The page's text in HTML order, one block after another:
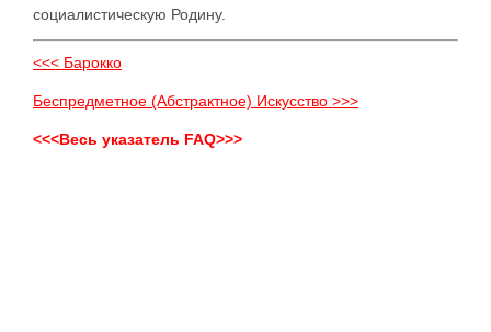
социалистическую Родину.
<<< Барокко
Беспредметное (Абстрактное) Искусство >>>
<<<Весь указатель FAQ>>>